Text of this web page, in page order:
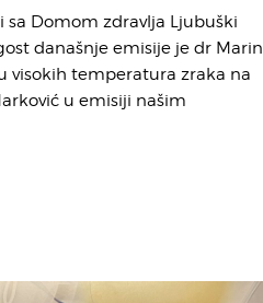
Domom zdravlja Ljubuški
današnje emisije je dr Marin
visokih temperatura zraka na
u emisiji našim